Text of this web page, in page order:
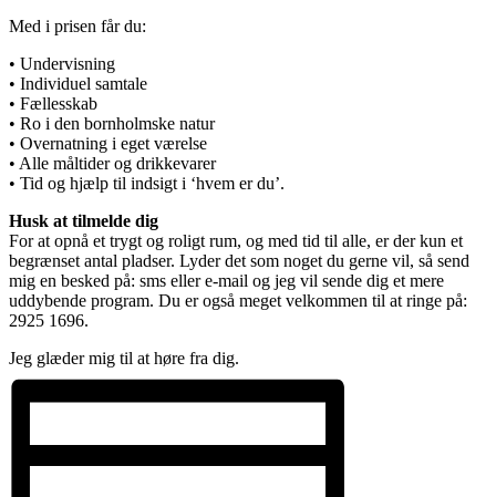
Med i prisen får du:
• Undervisning
• Individuel samtale
• Fællesskab
• Ro i den bornholmske natur
• Overnatning i eget værelse
• Alle måltider og drikkevarer
• Tid og hjælp til indsigt i ‘hvem er du’.
Husk at tilmelde dig
For at opnå et trygt og roligt rum, og med tid til alle, er der kun et
begrænset antal pladser. Lyder det som noget du gerne vil, så send
mig en besked på: sms eller e-mail og jeg vil sende dig et mere
uddybende program. Du er også meget velkommen til at ringe på:
2925 1696.
Jeg glæder mig til at høre fra dig.